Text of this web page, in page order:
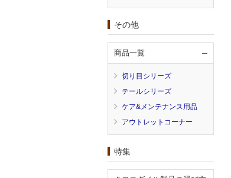
その他
商品一覧
切り目シリーズ
テールシリーズ
ケア&メンテナンス用品
アウトレットコーナー
特集